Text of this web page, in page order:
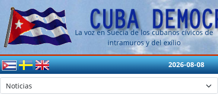
La voz en Suecia de los cubanos cívicos de
intramuros y del exílio
2026-08-08